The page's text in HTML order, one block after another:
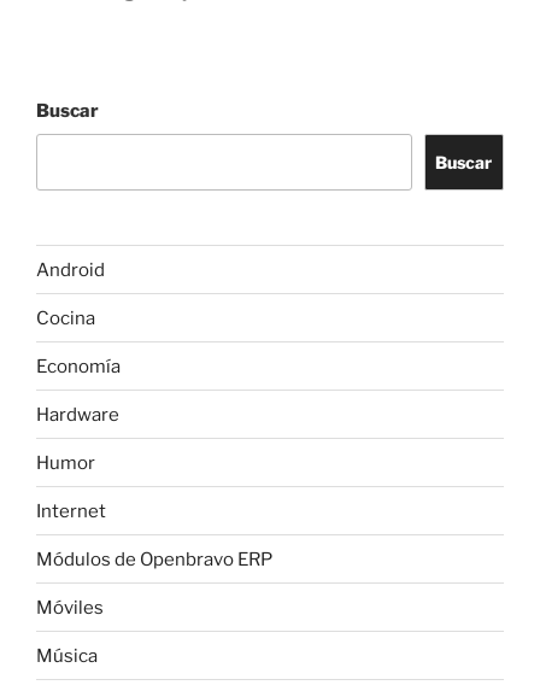
Buscar
Buscar
Android
Cocina
Economía
Hardware
Humor
Internet
Módulos de Openbravo ERP
Móviles
Música